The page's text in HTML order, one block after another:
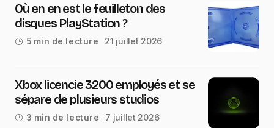
Où en en est le feuilleton des
disques PlayStation ?
5 min de lecture 21 juillet 2026
Xbox licencie 3200 employés et se
sépare de plusieurs studios
3 min de lecture 7 juillet 2026